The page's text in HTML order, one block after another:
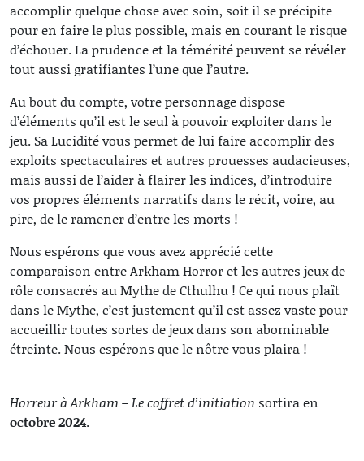
accomplir quelque chose avec soin, soit il se précipite
pour en faire le plus possible, mais en courant le risque
d’échouer. La prudence et la témérité peuvent se révéler
tout aussi gratifiantes l’une que l’autre.
Au bout du compte, votre personnage dispose
d’éléments qu’il est le seul à pouvoir exploiter dans le
jeu. Sa Lucidité vous permet de lui faire accomplir des
exploits spectaculaires et autres prouesses audacieuses,
mais aussi de l’aider à flairer les indices, d’introduire
vos propres éléments narratifs dans le récit, voire, au
pire, de le ramener d’entre les morts !
Nous espérons que vous avez apprécié cette
comparaison entre Arkham Horror et les autres jeux de
rôle consacrés au Mythe de Cthulhu ! Ce qui nous plaît
dans le Mythe, c’est justement qu’il est assez vaste pour
accueillir toutes sortes de jeux dans son abominable
étreinte. Nous espérons que le nôtre vous plaira !
Horreur à Arkham – Le coffret d’initiation sortira en
octobre 2024.